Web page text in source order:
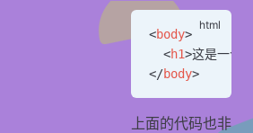
<body>
  <
h1>这是一个
</body>
上面的代码也非